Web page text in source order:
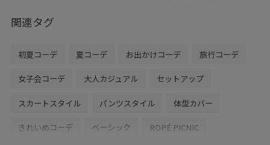
関連タグ
初夏コーデ 夏コーデ お出かけコーデ 旅行コーデ
女子会コーデ 大人カジュアル セットアップ
スカートスタイル パンツスタイル 体型カバー
きれいめコーデ ベーシック ROPÉ PICNIC